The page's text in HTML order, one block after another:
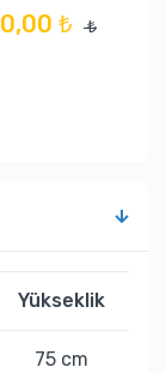
₺ ₺
Yükseklik
75 cm